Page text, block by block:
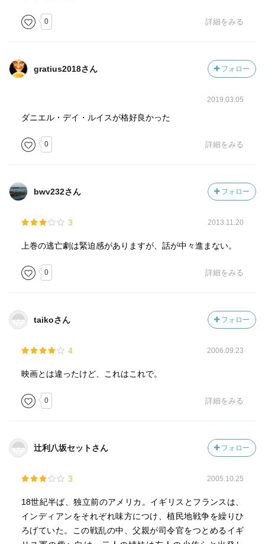
0 詳細をみる
gratius2018さん フォロー
2019.03.05
ダニエル・デイ・ルイスが格好良かった
0 詳細をみる
bwv232さん フォロー
3 2013.11.20
上巻の逃亡劇は緊迫感がありますが、話が中々進まない。
0 詳細をみる
taikoさん フォロー
4 2006.09.23
映画とは違ったけど、これはこれで。
0 詳細をみる
辻利八坂セットさん フォロー
3 2005.10.25
18世紀半ば、独立前のアメリカ。イギリスとフランスは、
インディアンをそれぞれ味方につけ、植民地戦争を繰りひ
ろげていた。この戦乱の中、父親が司令官をつとめるイギ